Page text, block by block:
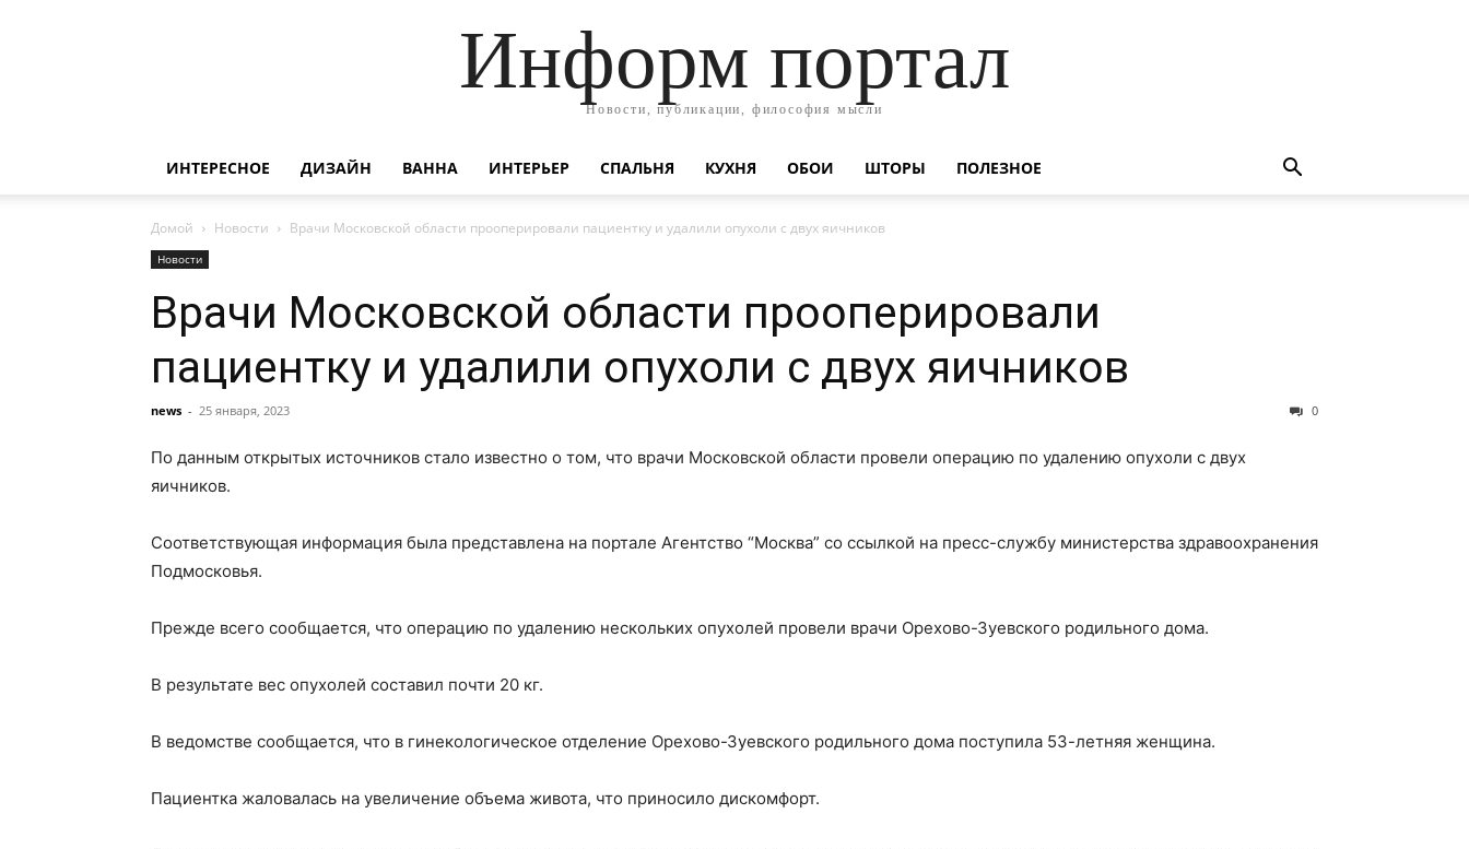
Информ портал
Новости, публикации, философия мысли
ИНТЕРЕСНОЕ ДИЗАЙН ВАННА ИНТЕРЬЕР СПАЛЬНЯ КУХНЯ ОБОИ ШТОРЫ ПОЛЕЗНОЕ
Домой Новости Врачи Московской области прооперировали пациентку и удалили опухоли с двух яичников
Новости
Врачи Московской области прооперировали
пациентку и удалили опухоли с двух яичников
news - 25 января, 2023 0
По данным открытых источников стало известно о том, что врачи Московской области провели операцию по удалению опухоли с двух
яичников.
Соответствующая информация была представлена на портале Агентство “Москва” со ссылкой на пресс-службу министерства здравоохранения
Подмосковья.
Прежде всего сообщается, что операцию по удалению нескольких опухолей провели врачи Орехово-Зуевского родильного дома.
В результате вес опухолей составил почти 20 кг.
В ведомстве сообщается, что в гинекологическое отделение Орехово-Зуевского родильного дома поступила 53-летняя женщина.
Пациентка жаловалась на увеличение объема живота, что приносило дискомфорт.